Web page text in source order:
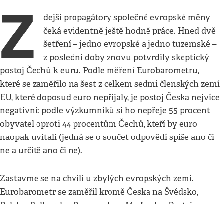
Z
dejší propagátory společné evropské měny
čeká evidentně ještě hodně práce. Hned dvě
šetření – jedno evropské a jedno tuzemské –
z poslední doby znovu potvrdily skeptický
postoj Čechů k euru. Podle měření Eurobarometru,
které se zaměřilo na šest z celkem sedmi členských zemí
EU, které doposud euro nepřijaly, je postoj Česka nejvíce
negativní: podle výzkumníků si ho nepřeje 55 procent
obyvatel oproti 44 procentům Čechů, kteří by euro
naopak uvítali (jedná se o součet odpovědí spíše ano či
ne a určitě ano či ne).
Zastavme se na chvíli u zbylých evropských zemí.
Eurobarometr se zaměřil kromě Česka na Švédsko,